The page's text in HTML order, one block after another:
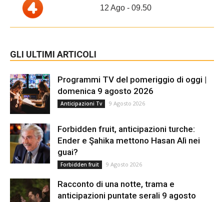
12 Ago - 09.50
GLI ULTIMI ARTICOLI
Programmi TV del pomeriggio di oggi |
domenica 9 agosto 2026
Anticipazioni Tv 9 Agosto 2026
Forbidden fruit, anticipazioni turche:
Ender e Şahika mettono Hasan Alì nei
guai?
Forbidden fruit 9 Agosto 2026
Racconto di una notte, trama e
anticipazioni puntate serali 9 agosto